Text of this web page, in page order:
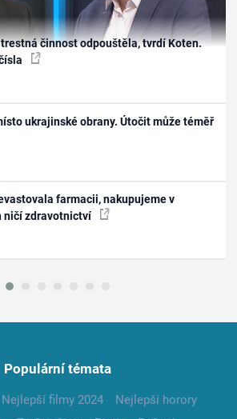
činnost odpouštěla, tvrdí Koten.
ukrajinské obrany. Útočit může téměř
farmacii, nakupujeme v
ničí zdravotnictví
Populární témata
Nejlepší filmy 2024
Nejlepší horory